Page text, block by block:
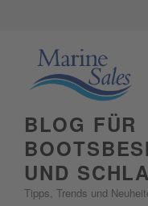
BLOG FÜR
UND
Tipps, Trends und